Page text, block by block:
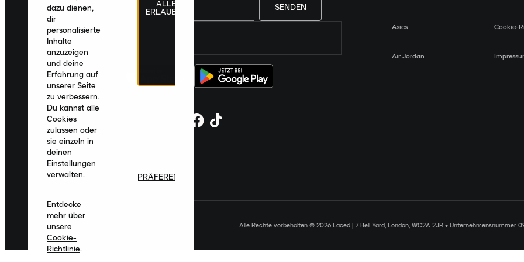
SENDEN
Asics
Air Jordan
Cookie-
Alle Rechte vorbehalten © 2026 Laced | 7 Bell Yard, London, WC2A 2JR • Unternehmensnummer
dazu dienen,
dir
personalisierte
Inhalte
anzuzeigen
und deine
Erfahrung auf
unserer Seite
zu verbessern.
Du kannst alle
Cookies
zulassen oder
sie einzeln in
deinen
Einstellungen
verwalten.
Entdecke
mehr über
unsere
Cookie-
Richtlinie.
ALLE
ERLAUBEN
PRÄFERENZEN